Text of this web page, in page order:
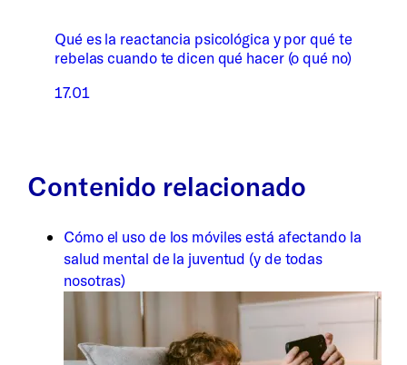
Qué es la reactancia psicológica y por qué te
rebelas cuando te dicen qué hacer (o qué no)
17.01
Contenido relacionado
Cómo el uso de los móviles está afectando la
salud mental de la juventud (y de todas
nosotras)